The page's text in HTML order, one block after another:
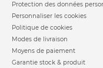
Protection des données
Personnaliser les cookies
Politique de cookies
Modes de livraison
Moyens de paiement
Garantie stock & produit